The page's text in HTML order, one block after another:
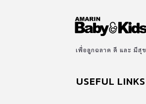
เพื่อลูกฉลาด ดี และ มีสุข
USEFUL LINKS